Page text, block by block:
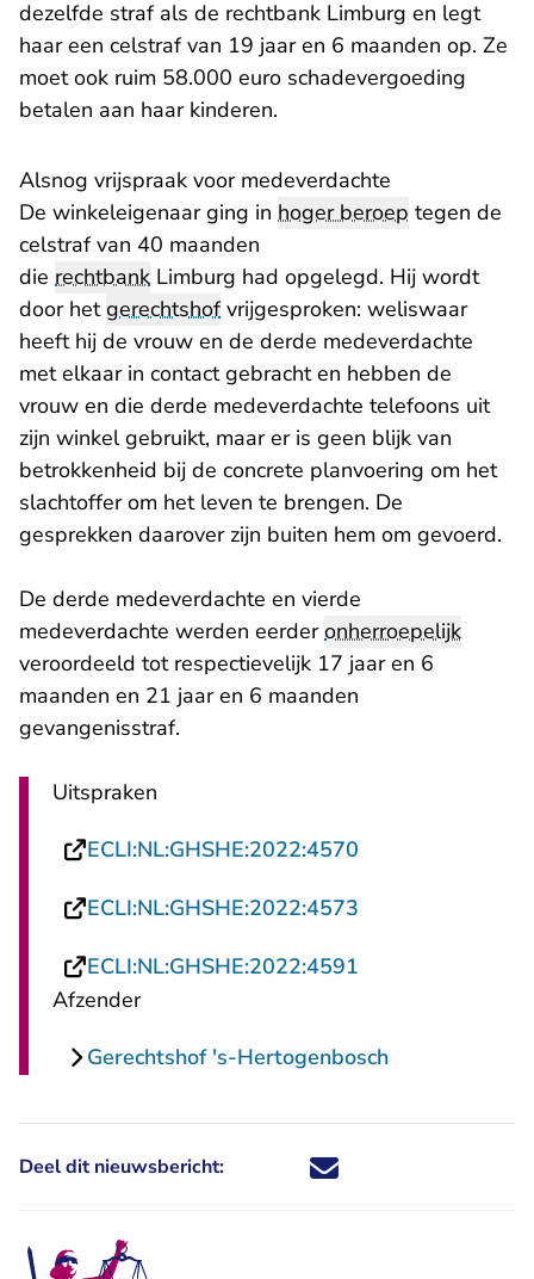
dezelfde straf als de rechtbank Limburg - U verlaat
en legt
haar een celstraf van 19 jaar en 6 maanden op. Ze
moet ook ruim 58.000 euro schadevergoeding
betalen aan haar kinderen.
Alsnog vrijspraak voor medeverdachte
De winkeleigenaar ging in hoger beroep tegen de
celstraf van 40 maanden
die rechtbank Limburg had opgelegd. Hij wordt
door hetgerechtshofvrijgesproken: weliswaar
heeft hij de vrouw en de derde medeverdachte
met elkaar in contact gebracht en hebben de
vrouw en die derde medeverdachte telefoons uit
zijn winkel gebruikt, maar er is geen blijk van
betrokkenheid bij de concrete planvoering om het
slachtoffer om het leven te brengen. De
gesprekken daarover zijn buiten hem om gevoerd.
De derde medeverdachte en vierde
medeverdachte werden eerderonherroepelijk
veroordeeld tot respectievelijk 17 jaar en 6
maanden en 21 jaar en 6 maanden
gevangenisstraf.
Uitspraken
ECLI:NL:GHSHE:2022:4570
ECLI:NL:GHSHE:2022:4573
ECLI:NL:GHSHE:2022:4591
Afzender
Gerechtshof 's-Hertogenbosch
Deel dit nieuwsbericht: Deel dit nieuwsbericht via X -
Deel dit nieuwsbericht via
Deel dit nieuwsbericht
Deel dit